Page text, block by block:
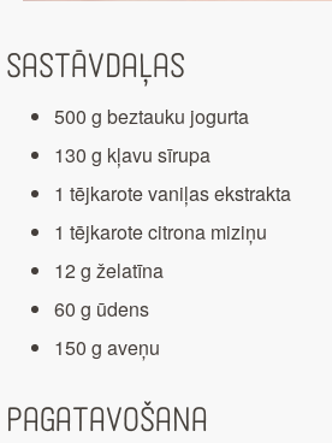
Sastāvdaļas
500 g beztauku jogurta
130 g kļavu sīrupa
1 tējkarote vaniļas ekstrakta
1 tējkarote citrona miziņu
12 g želatīna
60 g ūdens
150 g aveņu
Pagatavošana